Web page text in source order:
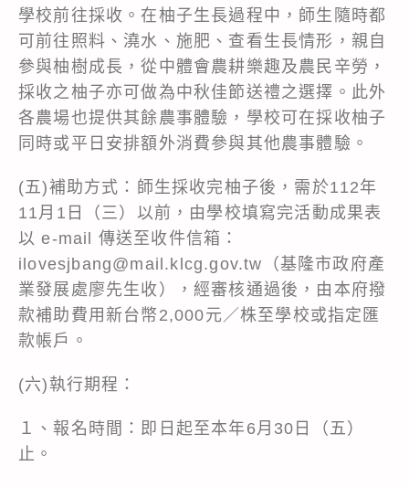
學校前往採收。在柚子生長過程中，師生隨時都
可前往照料、澆水、施肥、查看生長情形，親自
參與柚樹成長，從中體會農耕樂趣及農民辛勞，
採收之柚子亦可做為中秋佳節送禮之選擇。此外
各農場也提供其餘農事體驗，學校可在採收柚子
同時或平日安排額外消費參與其他農事體驗。
(五)補助方式：師生採收完柚子後，需於112年
11月1日（三）以前，由學校填寫完活動成果表
以 e-mail 傳送至收件信箱：
ilovesjbang@mail.klcg.gov.tw（基隆市政府產
業發展處廖先生收），經審核通過後，由本府撥
款補助費用新台幣2,000元／株至學校或指定匯
款帳戶。
(六)執行期程：
１、報名時間：即日起至本年6月30日（五）
止。